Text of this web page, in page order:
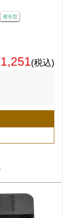
複合型
(税込)